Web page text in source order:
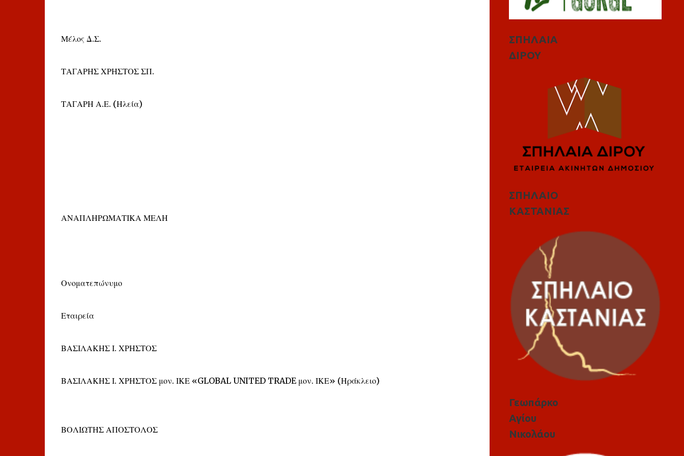
Μέλος Δ.Σ.
ΤΑΓΑΡΗΣ ΧΡΗΣΤΟΣ ΣΠ.
ΤΑΓΑΡΗ Α.Ε. (Ηλεία)
ΑΝΑΠΛΗΡΩΜΑΤΙΚΑ ΜΕΛΗ
Ονοματεπώνυμο
Εταιρεία
ΒΑΣΙΛΑΚΗΣ Ι. ΧΡΗΣΤΟΣ
ΒΑΣΙΛΑΚΗΣ Ι. ΧΡΗΣΤΟΣ μον. ΙΚΕ «GLOBAL UNITED TRADE μον. ΙΚΕ» (Ηράκλειο)
ΒΟΛΙΩΤΗΣ ΑΠΟΣΤΟΛΟΣ
ΣΠΗΛΑΙΑ
ΔΙΡΟΥ
ΣΠΗΛΑΙΟ
ΚΑΣΤΑΝΙΑΣ
Γεωπάρκο
Αγίου
Νικολάου